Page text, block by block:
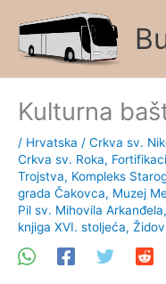
content
Kulturna
/ Hrvatska / Crkva sv.
Crkva sv. Roka,
Trojstva, Kompleks
grada Čakovca, Muzej
Pil sv. Mihovila Arkanđela,
knjiga XVI. stoljeća,